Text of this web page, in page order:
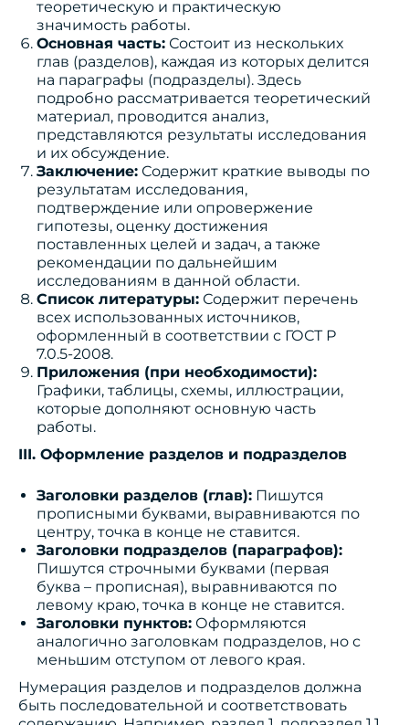
теоретическую и практическую
значимость работы.
Основная часть: Состоит из нескольких
глав (разделов), каждая из которых делится
на параграфы (подразделы). Здесь
подробно рассматривается теоретический
материал, проводится анализ,
представляются результаты исследования
и их обсуждение.
Заключение: Содержит краткие выводы по
результатам исследования,
подтверждение или опровержение
гипотезы, оценку достижения
поставленных целей и задач, а также
рекомендации по дальнейшим
исследованиям в данной области.
Список литературы: Содержит перечень
всех использованных источников,
оформленный в соответствии с ГОСТ Р
7.0.5-2008.
Приложения (при необходимости):
Графики, таблицы, схемы, иллюстрации,
которые дополняют основную часть
работы.
III. Оформление разделов и подразделов
Заголовки разделов (глав): Пишутся
прописными буквами, выравниваются по
центру, точка в конце не ставится.
Заголовки подразделов (параграфов):
Пишутся строчными буквами (первая
буква – прописная), выравниваются по
левому краю, точка в конце не ставится.
Заголовки пунктов: Оформляются
аналогично заголовкам подразделов, но с
меньшим отступом от левого края.
Нумерация разделов и подразделов должна
быть последовательной и соответствовать